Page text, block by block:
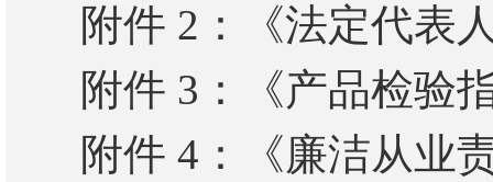
附件 2：《法定代表
附件 3：《产品检验
附件 4：《廉洁从业